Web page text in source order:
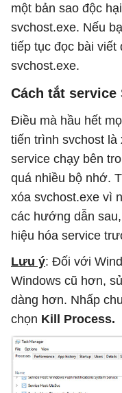
một bản sao độc
svchost.exe. Nếu
tiếp tục đọc bài viết
svchost.exe.
Cách tắt service
Điều mà hầu hết
tiến trình svchost là
service chạy bên
quá nhiều bộ nhớ.
xóa svchost.exe vì
các hướng dẫn
hiệu hóa service
Lưu ý: Đối với
Windows cũ hơn,
dàng hơn. Nhấp
chọn Kill Process.